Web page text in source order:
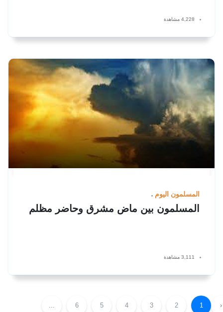
4,228 مشاهدة
المسلمون اليوم
المسلمون بين ماض مشرق وحاضر مظلم
3,111 مشاهدة
‹
1
2
3
4
5
6